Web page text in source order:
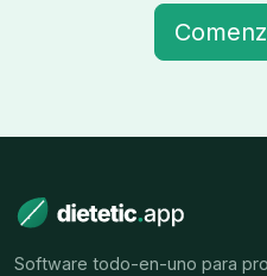
Software todo-en-uno para